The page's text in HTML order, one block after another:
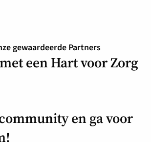
gewaardeerde Partners
een Hart voor Zorg
en ga voor